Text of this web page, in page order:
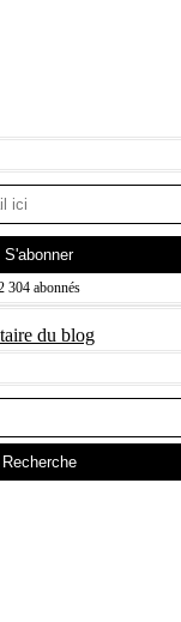
304 abonnés
du blog